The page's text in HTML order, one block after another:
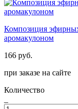
Композиция
аромакулоном
166 руб.
при заказе на сайте
Количество